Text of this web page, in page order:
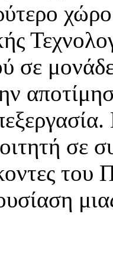
σε
σε